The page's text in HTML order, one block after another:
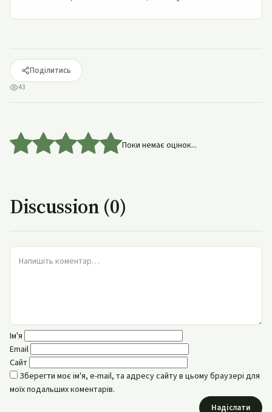
Поділитись
43
Поки немає оцінок...
Discussion (0)
Ім'я
Email
Сайт
Зберегти моє ім'я, e-mail, та адресу сайту в цьому браузері для
моїх подальших коментарів.
Надіслати